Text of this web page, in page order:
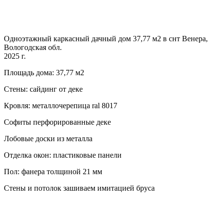
Одноэтажный каркасный дачный дом 37,77 м2 в снт Венера,
Вологодская обл.
2025 г.
Площадь дома: 37,77 м2
Стены: сайдинг от деке
Кровля: металлочерепица ral 8017
Софиты перфорированные деке
Лобовые доски из металла
Отделка окон: пластиковые панели
Пол: фанера толщиной 21 мм
Стены и потолок зашиваем имитацией бруса